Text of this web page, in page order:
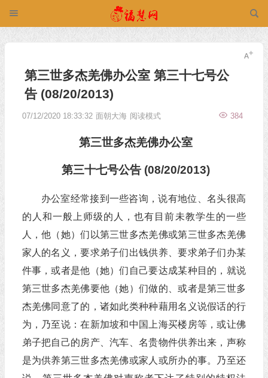
第三世多杰羌佛办公室 第三十七号公
告 (08/20/2013)
07/12/2020 18:33:32 面朝大海 384
阅读模式
第三世多杰羌佛办公室
第三十七号公告 (08/20/2013)
办公室经常接到一些咨询，说有地位、名头很高
的人和一般上师级的人，也有目前未教学生的一些
人，他（她）们以第三世多杰羌佛或第三世多杰羌佛
家人的名义，要求弟子们出钱供养、要求弟子们办某
件事，或者是他（她）们自己要达成某种目的，就说
第三世多杰羌佛要他（她）们做的、或者是第三世多
杰羌佛同意了的，诸如此类种种藉用名义说假话的行
为，乃至说：在新加坡和中国上海买楼房等，或让佛
弟子把自己的房产、汽车、名贵物件供养出来，声称
是为供养第三世多杰羌佛或家人或所办的事。乃至还